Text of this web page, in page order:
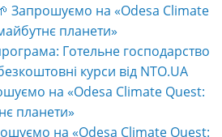
Запрошуємо на «Odesa Climate
планети»
Готельне господарство
курси від NTO.UA
на «Odesa Climate Quest:
планети»
на «Odesa Climate Quest: